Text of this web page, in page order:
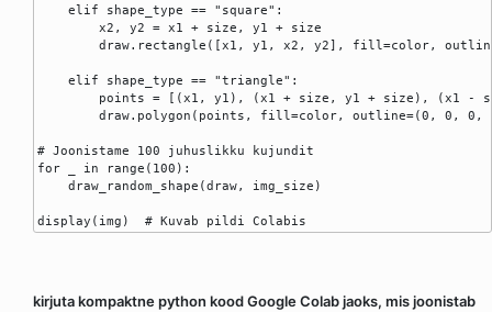
    elif shape_type == "square":
        x2, y2 = x1 + size, y1 + size
draw.rectangle([x1, y1, x2, y2], fill=color,
    elif shape_type == "triangle":
points = [(x1, y1), (x1 + size, y1 + size), (x1 -
draw.polygon(points, fill=color, outline=(0, 0, 0,
# Joonistame 100 juhuslikku kujundit
for _ in range(100):
    draw_random_shape(draw, img_size)
kirjuta kompaktne python kood Google Colab jaoks, mis joonistab